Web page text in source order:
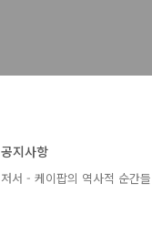
공지사항
저서 - 케이팝의 역사적 순간들